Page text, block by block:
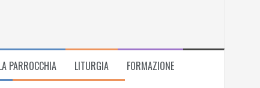
PARROCCHIA LITURGIA FORMAZIONE